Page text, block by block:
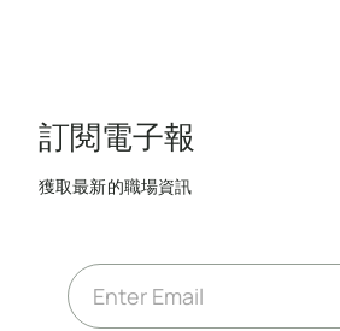
訂閱電子報
獲取最新的職場資訊
E
m
a